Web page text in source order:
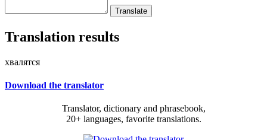
Translation results
хвалятся
Download the translator
Translator, dictionary and phrasebook,
20+ languages, favorite translations.